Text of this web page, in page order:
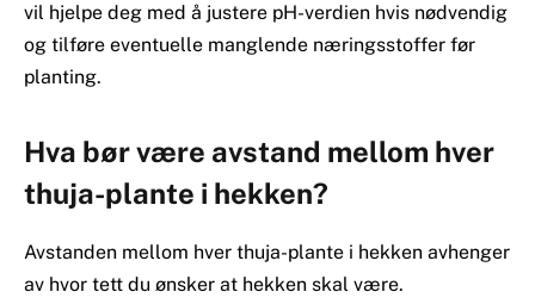
vil hjelpe deg med å justere pH-verdien hvis nødvendig
og tilføre eventuelle manglende næringsstoffer før
planting.
Hva bør være avstand mellom hver
thuja-plante i hekken?
Avstanden mellom hver thuja-plante i hekken avhenger
av hvor tett du ønsker at hekken skal være.